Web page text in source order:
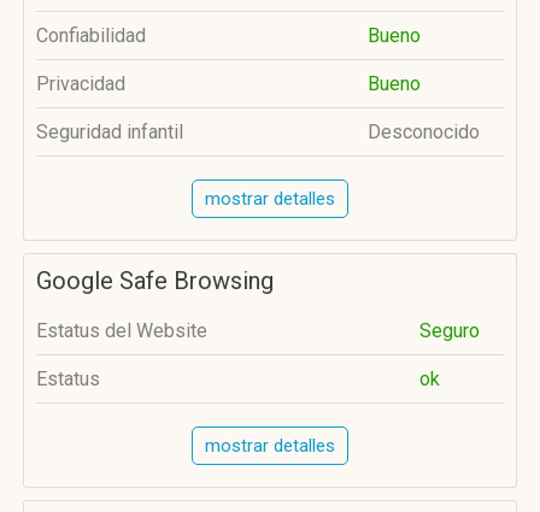
Confiabilidad Bueno
Privacidad Bueno
Seguridad infantil Desconocido
mostrar detalles
Google Safe Browsing
Estatus del Website Seguro
Estatus ok
mostrar detalles